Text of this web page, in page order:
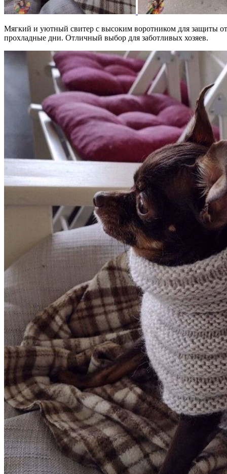
Мягкий и уютный свитер с высоким воротником для защиты
прохладные дни. Отличный выбор для заботливых хозяев.